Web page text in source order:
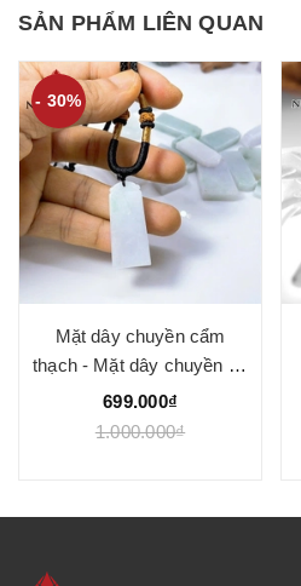
SẢN PHẨM LIÊN QUAN
- 30%
Mặt dây chuyền cẩm
thạch - Mặt dây chuyền vô
sư bài phỉ thúy type A -
Ngọc Quý
699.000₫
1.000.000₫